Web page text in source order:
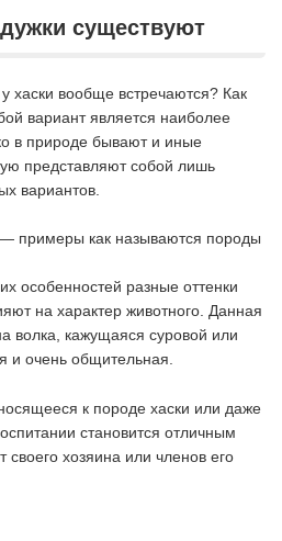
существуют
хаски вообще встречаются? Как
вариант является наиболее
в природе бывают и иные
представляют собой лишь
вариантов.
примеры как называются породы
особенностей разные оттенки
на характер животного. Данная
волка, кажущаяся суровой или
и очень общительная.
к породе хаски или даже
становится отличным
своего хозяина или членов его